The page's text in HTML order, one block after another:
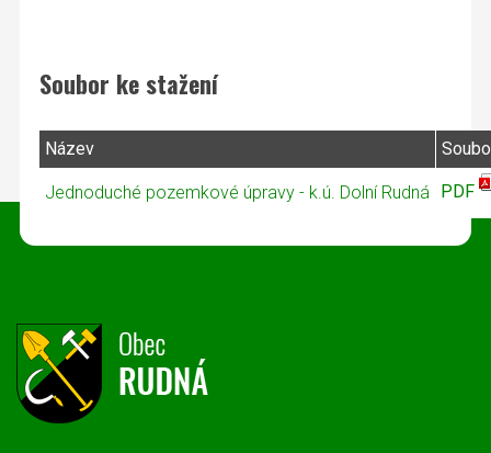
Soubor ke stažení
Název
Jednoduché pozemkové úpravy - k.ú. Dolní Rudná PDF